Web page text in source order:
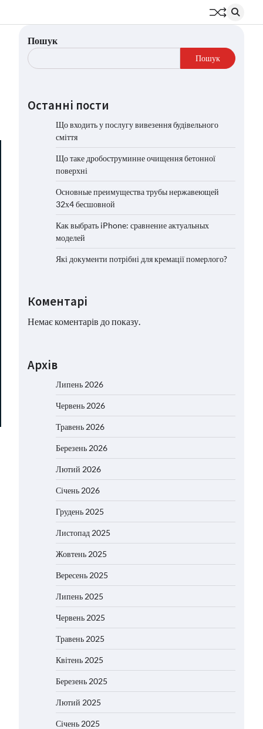
Пошук
Пошук
Останні пости
Що входить у послугу вивезення будівельного
сміття
Що таке дробоструминне очищення бетонної
поверхні
Основные преимущества трубы нержавеющей
32х4 бесшовной
Как выбрать iPhone: сравнение актуальных
моделей
Які документи потрібні для кремації померлого?
Коментарі
Немає коментарів до показу.
Архів
Липень 2026
Червень 2026
Травень 2026
Березень 2026
Лютий 2026
Січень 2026
Грудень 2025
Листопад 2025
Жовтень 2025
Вересень 2025
Липень 2025
Червень 2025
Травень 2025
Квітень 2025
Березень 2025
Лютий 2025
Січень 2025